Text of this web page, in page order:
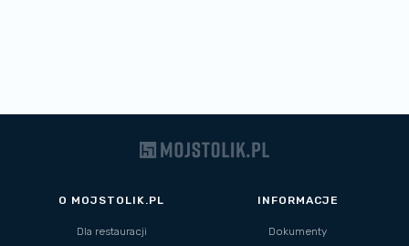
O MOJSTOLIK.PL
Dla restauracji
INFORMACJE
Dokumenty